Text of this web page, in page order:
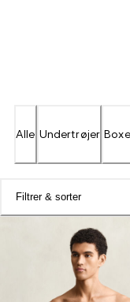
Alle Undertrøjer
Filtrer & sorter